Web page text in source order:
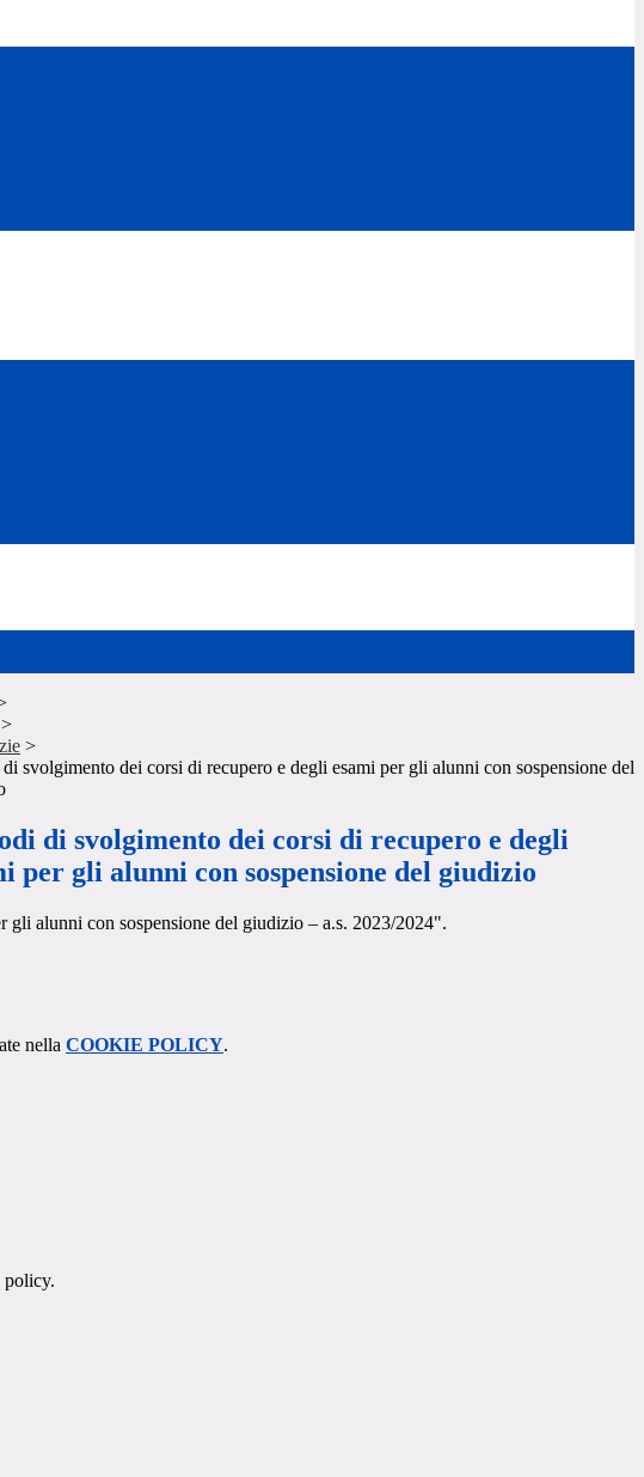
>
>
svolgimento dei corsi di recupero e degli esami per gli alunni con sospensione del
di svolgimento dei corsi di recupero e degli
per gli alunni con sospensione del giudizio
alunni con sospensione del giudizio – a.s. 2023/2024".
nella COOKIE POLICY.
policy.